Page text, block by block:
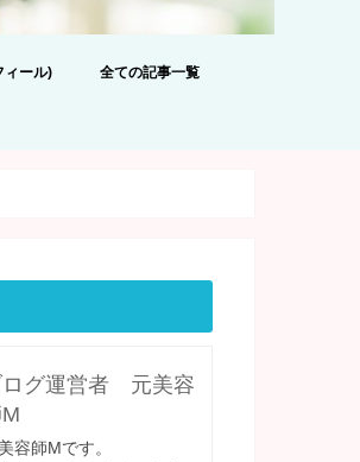
ィール) 全ての記事一覧
ログ運営者 元美容
容師Mです。